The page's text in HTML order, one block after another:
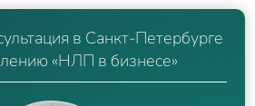
в Санкт-Петербурге
«НЛП в бизнесе»